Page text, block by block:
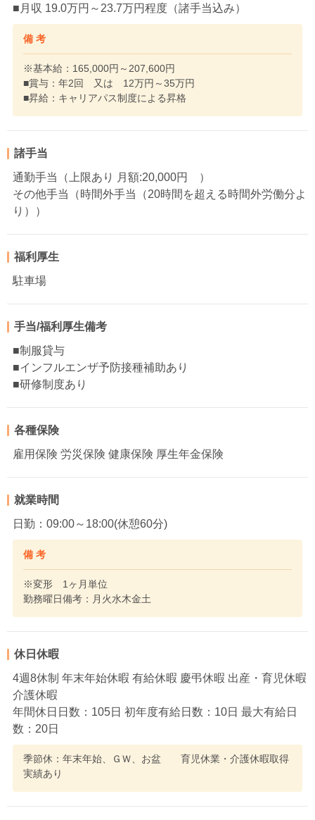
■月収 19.0万円～23.7万円程度（諸手当込み）
備 考
※基本給：165,000円～207,600円
■賞与：年2回 又は 12万円～35万円
■昇給：キャリアパス制度による昇格
諸手当
通勤手当（上限あり 月額:20,000円 ）
その他手当（時間外手当（20時間を超える時間外労働分よ
り））
福利厚生
駐車場
手当/福利厚生備考
■制服貸与
■インフルエンザ予防接種補助あり
■研修制度あり
各種保険
雇用保険 労災保険 健康保険 厚生年金保険
就業時間
日勤：09:00～18:00(休憩60分)
備 考
※変形 1ヶ月単位
勤務曜日備考：月火水木金土
休日休暇
4週8休制 年末年始休暇 有給休暇 慶弔休暇 出産・育児休暇
介護休暇
年間休日日数：105日 初年度有給日数：10日 最大有給日
数：20日
季節休：年末年始、ＧＷ、お盆 育児休業・介護休暇取得
実績あり